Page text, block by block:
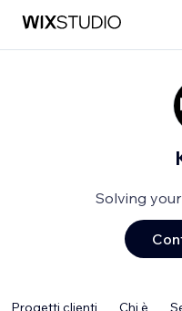
Solving
Progetti clienti Chi è